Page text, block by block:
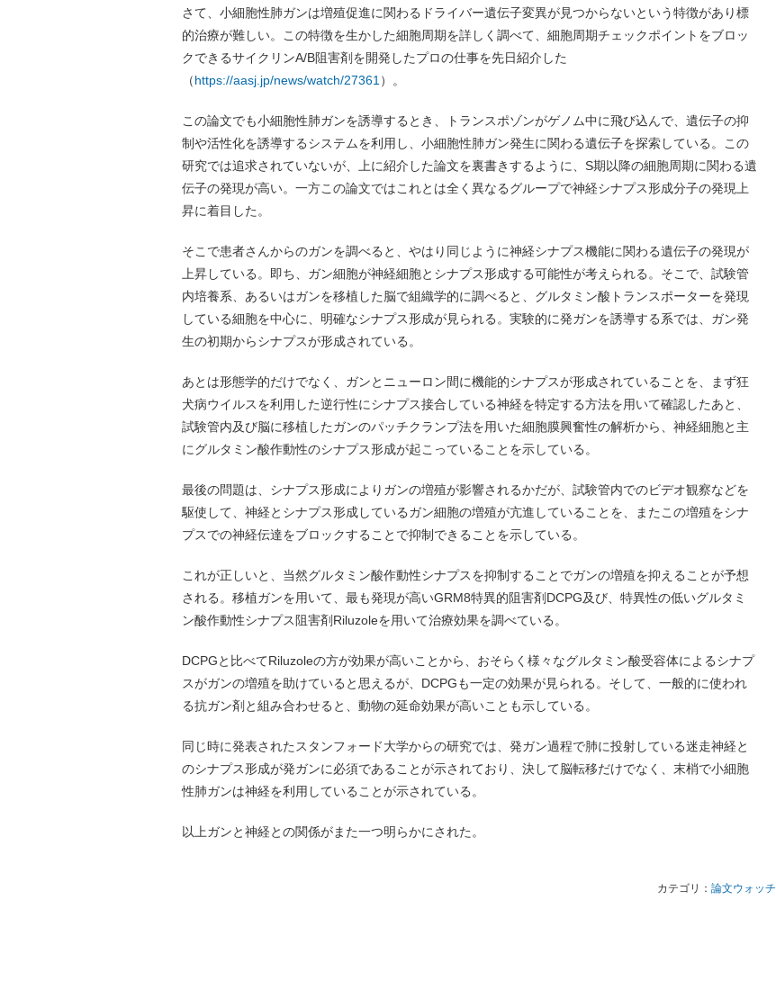
さて、小細胞性肺ガンは増殖促進に関わるドライバー遺伝子変異が見つからないという特徴があり標
的治療が難しい。この特徴を生かした細胞周期を詳しく調べて、細胞周期チェックポイントをブロッ
クできるサイクリンA/B阻害剤を開発したプロの仕事を先日紹介した
（https://aasj.jp/news/watch/27361 ）。
この論文でも小細胞性肺ガンを誘導するとき、トランスポゾンがゲノム中に飛び込んで、遺伝子の抑
制や活性化を誘導するシステムを利用し、小細胞性肺ガン発生に関わる遺伝子を探索している。この
研究では追求されていないが、上に紹介した論文を裏書きするように、S期以降の細胞周期に関わる遺
伝子の発現が高い。一方この論文ではこれとは全く異なるグループで神経シナプス形成分子の発現上
昇に着目した。
そこで患者さんからのガンを調べると、やはり同じように神経シナプス機能に関わる遺伝子の発現が
上昇している。即ち、ガン細胞が神経細胞とシナプス形成する可能性が考えられる。そこで、試験管
内培養系、あるいはガンを移植した脳で組織学的に調べると、グルタミン酸トランスポーターを発現
している細胞を中心に、明確なシナプス形成が見られる。実験的に発ガンを誘導する系では、ガン発
生の初期からシナプスが形成されている。
あとは形態学的だけでなく、ガンとニューロン間に機能的シナプスが形成されていることを、まず狂
犬病ウイルスを利用した逆行性にシナプス接合している神経を特定する方法を用いて確認したあと、
試験管内及び脳に移植したガンのパッチクランプ法を用いた細胞膜興奮性の解析から、神経細胞と主
にグルタミン酸作動性のシナプス形成が起こっていることを示している。
最後の問題は、シナプス形成によりガンの増殖が影響されるかだが、試験管内でのビデオ観察などを
駆使して、神経とシナプス形成しているガン細胞の増殖が亢進していることを、またこの増殖をシナ
プスでの神経伝達をブロックすることで抑制できることを示している。
これが正しいと、当然グルタミン酸作動性シナプスを抑制することでガンの増殖を抑えることが予想
される。移植ガンを用いて、最も発現が高いGRM8特異的阻害剤DCPG及び、特異性の低いグルタミ
ン酸作動性シナプス阻害剤Riluzoleを用いて治療効果を調べている。
DCPGと比べてRiluzoleの方が効果が高いことから、おそらく様々なグルタミン酸受容体によるシナプ
スがガンの増殖を助けていると思えるが、DCPGも一定の効果が見られる。そして、一般的に使われ
る抗ガン剤と組み合わせると、動物の延命効果が高いことも示している。
同じ時に発表されたスタンフォード大学からの研究では、発ガン過程で肺に投射している迷走神経と
のシナプス形成が発ガンに必須であることが示されており、決して脳転移だけでなく、末梢で小細胞
性肺ガンは神経を利用していることが示されている。
以上ガンと神経との関係がまた一つ明らかにされた。
カテゴリ： 論文ウォッチ